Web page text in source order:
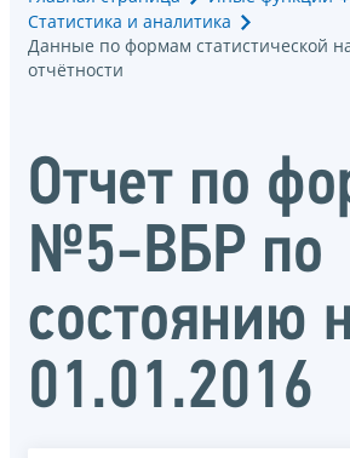
Статистика и аналитика
Данные по формам статистической
отчётности
Отчет по
№5-ВБР по
состоянию
01.01.2016